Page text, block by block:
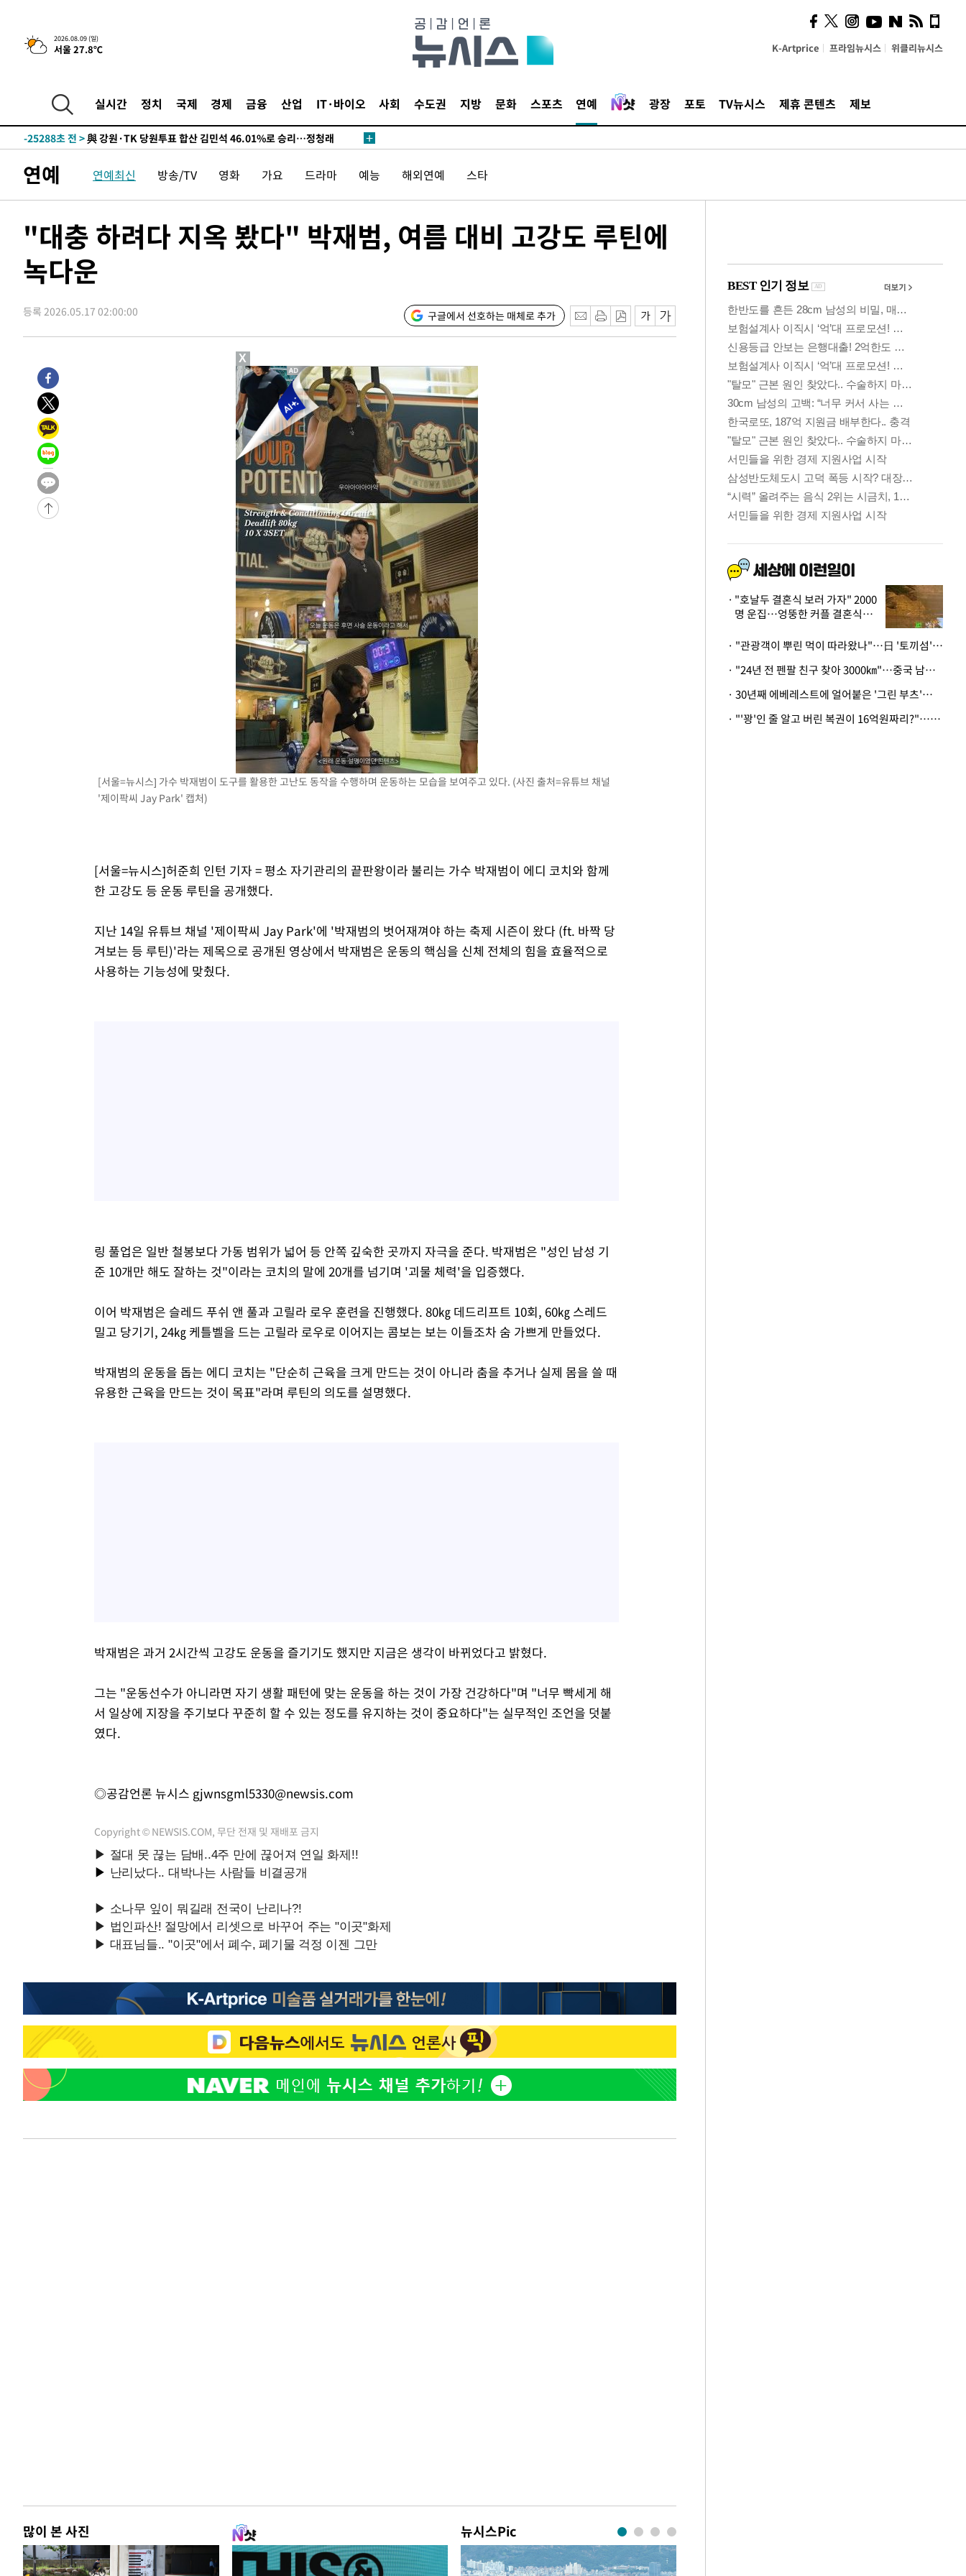
2026.08.09 (일)
서울 27.8℃ K-Artprice 프라임뉴시스 위클리뉴시스
실시간 정치 국제 경제 금융 산업 IT·바이오 사회 수도권 지방 문화 스포츠 연예 광장 포토 TV뉴시스 제휴 콘텐츠 제보
4시간 전 >[속보]美중부 사령관, 이스라엘 긴급방문 다중화된 전선 상황 논의
-30982초 전 > 이강인 ATM 입단식에 '상암벌 들썩'…"세계적인 선수 되길"
-27324초 전 >
AT마드리드 데뷔 앞둔 이강인, 맨시티전 선발 대신 '벤치 시작'
-25954초 전 >
44.40%
-25288초 전 >與 강원·TK 당원투표 합산 김민석 46.01%로 승리…정청래
-24935초 전 >
[속보]與 당대표 경선, 경북 권리당원 투표 김민석 47.37%·정청래
-24837초 전 >[속보]與 당대표 경선, 대구 권리당원 투표 정청래 47.82%·김민석
득표
-22552초 전 >"일본축구협회, 대한축구협회 성 접대 의혹 심판 조사"
-15194초 전 >[속보]장은수, KLPGA 제주삼다수 역전 우승…데뷔 10년 차에 첫
정상
-10559초 전 >"얼마나 더웠으면"…안동 물길공원서 헤엄친 구렁이 '소동'
-9758초 전 >'2경기 연속 침묵' 손흥민, 톨루카전 68분만 뛰고 슈팅 0개
-8510초 전 >이강인, 오늘 서울서 AT마드리드 입단식…'전례 없는 특급대우'
'여긴 20도, 저긴 50도'…열화상 카메라로 본 폭염 저감시설 '온도차'
1시간 전 >
콜롬비아 신임 우파 대통령 취임 하루만에 차량폭탄 폭발 사건
3시간 전 >
튀르키예 외무장관, "메카 3국 방위협정은 이란이 목표 아냐 " 밝혀
3시간 전 >
이군이 불법 군시설 건설한 레바논 남부에서 레바논군 3명 폭발로 부상
4시간 전 >
[속보]美중부 사령관, 이스라엘 긴급방문 다중화된 전선 상황 논의
-30982초 전 >
이강인 ATM 입단식에 '상암벌 들썩'…"세계적인 선수 되길"
-29978초 전 >
태풍 돌핀, 중 저장성 타이저우시 해안에 상륙 (1보)
-27324초 전 >
AT마드리드 데뷔 앞둔 이강인, 맨시티전 선발 대신 '벤치 시작'
-25954초 전 >
[속보]與 강원·TK 당원투표 합산 김민석 48.54%로 승리…정청래
與 강원·TK 당원투표 합산 김민석 46.01%로 승리…정청래
[속보]與전대 권리당원투표…강원·경북 김민석, 대구 정청래 승리
[속보]與 당대표 경선, 경북 권리당원 투표 김민석 47.37%·정청래
[속보]與 당대표 경선, 대구 권리당원 투표 정청래 47.82%·김민석
[속보]與 당대표 경선, 강원 권리당원 투표 김민석 승리…50.30%
"일본축구협회, 대한축구협회 성 접대 의혹 심판 조사"
[속보]장은수, KLPGA 제주삼다수 역전 우승…데뷔 10년 차에 첫
"얼마나 더웠으면"…안동 물길공원서 헤엄친 구렁이 '소동'
손흥민, 68분 뛰고 2경기 침묵…LAFC, 톨루카에 1-0 승리(종합)
'2경기 연속 침묵' 손흥민, 톨루카전 68분만 뛰고 슈팅 0개
이강인, 오늘 서울서 AT마드리드 입단식…'전례 없는 특급대우'
'여긴 20도, 저긴 50도'…열화상 카메라로 본 폭염 저감시설 '온도차'
콜롬비아 신임 우파 대통령 취임 하루만에 차량폭탄 폭발 사건
튀르키예 외무장관, "메카 3국 방위협정은 이란이 목표 아냐 " 밝혀
연예 연예최신 방송/TV 영화 가요 드라마 예능 해외연예 스타
"대충 하려다 지옥 봤다" 박재범, 여름 대비 고강도 루틴에
녹다운
등록 2026.05.17 02:00:00 구글에서 선호하는 매체로 추가
[서울=뉴시스] 가수 박재범이 도구를 활용한 고난도 동작을 수행하며 운동하는 모습을 보여주고 있다. (사진 출처=유튜브 채널
'제이팍씨 Jay Park' 캡처)
[서울=뉴시스]허준희 인턴 기자 = 평소 자기관리의 끝판왕이라 불리는 가수 박재범이 에디 코치와 함께
한 고강도 등 운동 루틴을 공개했다.
지난 14일 유튜브 채널 '제이팍씨 Jay Park'에 '박재범의 벗어재껴야 하는 축제 시즌이 왔다 (ft. 바짝 당
겨보는 등 루틴)'라는 제목으로 공개된 영상에서 박재범은 운동의 핵심을 신체 전체의 힘을 효율적으로
사용하는 기능성에 맞췄다.
링 풀업은 일반 철봉보다 가동 범위가 넓어 등 안쪽 깊숙한 곳까지 자극을 준다. 박재범은 "성인 남성 기
준 10개만 해도 잘하는 것"이라는 코치의 말에 20개를 넘기며 '괴물 체력'을 입증했다.
이어 박재범은 슬레드 푸쉬 앤 풀과 고릴라 로우 훈련을 진행했다. 80㎏ 데드리프트 10회, 60㎏ 스레드
밀고 당기기, 24㎏ 케틀벨을 드는 고릴라 로우로 이어지는 콤보는 보는 이들조차 숨 가쁘게 만들었다.
박재범의 운동을 돕는 에디 코치는 "단순히 근육을 크게 만드는 것이 아니라 춤을 추거나 실제 몸을 쓸 때
유용한 근육을 만드는 것이 목표"라며 루틴의 의도를 설명했다.
박재범은 과거 2시간씩 고강도 운동을 즐기기도 했지만 지금은 생각이 바뀌었다고 밝혔다.
그는 "운동선수가 아니라면 자기 생활 패턴에 맞는 운동을 하는 것이 가장 건강하다"며 "너무 빡세게 해
서 일상에 지장을 주기보다 꾸준히 할 수 있는 정도를 유지하는 것이 중요하다"는 실무적인 조언을 덧붙
였다.
◎공감언론 뉴시스 gjwnsgml5330@newsis.com
Copyright © NEWSIS.COM, 무단 전재 및 재배포 금지
많이 본 사진 뉴시스Pic
사이 해답 찾았죠"…알을
깨고 나온 '초자아'
"호날두 결혼식 보러 가자" 2000
명 운집…엉뚱한 커플 결혼식에
· "관광객이 뿌린 먹이 따라왔나"…日 '토끼섬' 멧돼지, 토끼까지 사냥
· "24년 전 펜팔 친구 찾아 3000㎞"…중국 남성 사연에 '뭉클'
· 30년째 에베레스트에 얼어붙은 '그린 부츠'…드디어 가족 품으로
· "'꽝'인 줄 알고 버린 복권이 16억원짜리?"…극적으로 되찾은 사연
X